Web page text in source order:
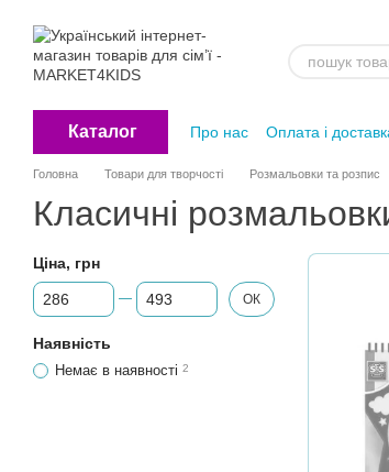
Каталог Про нас Оплата і
Головна Товари для творчості Розмальовки та розпис
Класичні
Ціна, грн
Від Ціна, грн
До Ціна, грн ОК
Наявність
Немає в наявності 2